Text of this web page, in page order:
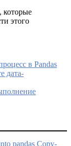
которые
этого
в Pandas
дата-
pandas Copy-